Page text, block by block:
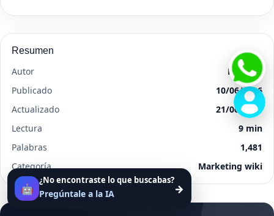
🤖
¿No encontraste lo que buscabas?
Pregúntale a la IA →
Resumen
Autor
Margetc
Publicado
10/06/2026
Actualizado
21/06/2026
Lectura
9 min
Palabras
1,481
Categoría
Marketing wiki